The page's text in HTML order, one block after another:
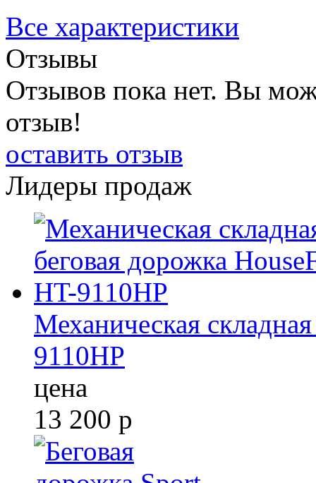
Все характеристики
Отзывы
Отзывов пока нет. Вы
отзыв!
оставить отзыв
Лидеры продаж
Механическая
9110HP
цена
13 200 р